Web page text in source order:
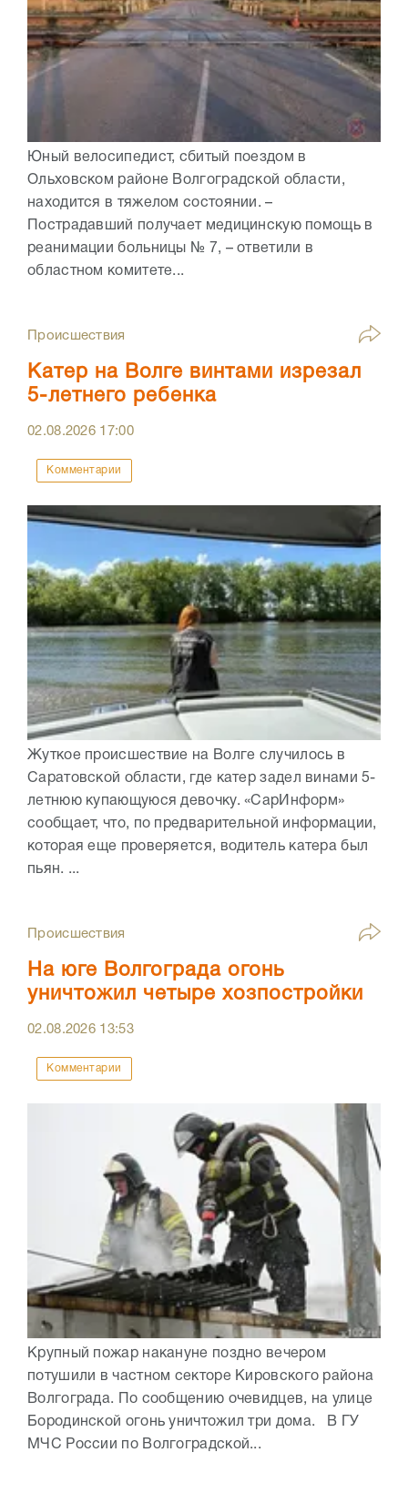
Юный велосипедист, сбитый поездом в
Ольховском районе Волгоградской области,
находится в тяжелом состоянии. –
Пострадавший получает медицинскую помощь в
реанимации больницы № 7, – ответили в
областном комитете...
Происшествия
Катер на Волге винтами изрезал
5-летнего ребенка
02.08.2026 17:00
Комментарии
Жуткое происшествие на Волге случилось в
Саратовской области, где катер задел винами 5-
летнюю купающуюся девочку. «СарИнформ»
сообщает, что, по предварительной информации,
которая еще проверяется, водитель катера был
пьян. ...
Происшествия
На юге Волгограда огонь
уничтожил четыре хозпостройки
02.08.2026 13:53
Комментарии
Крупный пожар накануне поздно вечером
потушили в частном секторе Кировского района
Волгограда. По сообщению очевидцев, на улице
Бородинской огонь уничтожил три дома. В ГУ
МЧС России по Волгоградской...